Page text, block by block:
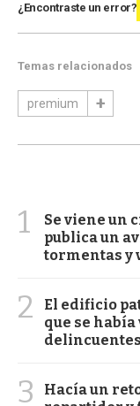
¿Encontraste un error?
Temas relacionados
premium
1
Se viene un
publica un
tormentas y
2
El edificio
que se
3
Hacía un